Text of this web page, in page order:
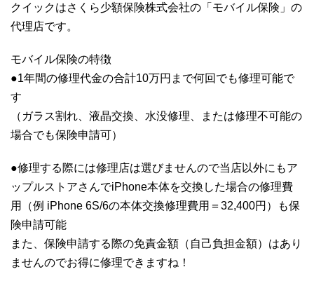
クイックはさくら少額保険株式会社の「モバイル保険」の
代理店です。
モバイル保険の特徴
●1年間の修理代金の合計10万円まで何回でも修理可能で
す
（ガラス割れ、液晶交換、水没修理、または修理不可能の
場合でも保険申請可）
●修理する際には修理店は選びませんので当店以外にもア
ップルストアさんでiPhone本体を交換した場合の修理費
用（例 iPhone 6S/6の本体交換修理費用＝32,400円）も保
険申請可能
また、保険申請する際の免責金額（自己負担金額）はあり
ませんのでお得に修理できますね！